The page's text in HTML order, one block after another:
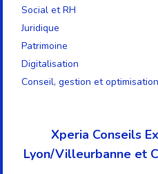
Social et RH
Juridique
Patrimoine
Digitalisation
Conseil, gestion et optimisation
Xperia Conseils
Lyon/Villeurbanne et